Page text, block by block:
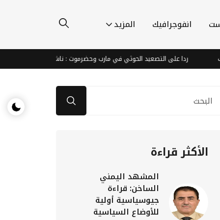
انفوجرافيك المزيد
ردا على التصعيد الحوثي في مارب وحضرموت : ناشطون يطالبون الشرعية
الأكثر قراءة
المشهد اليمني
الساخن: قراءة
جيوسياسية أولية
للأوضاع السياسية